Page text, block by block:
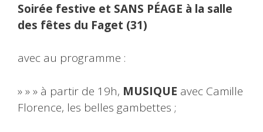
Soirée festive et SANS PÉAGE à la salle
des fêtes du Faget (31)
avec au programme :
» » » à partir de 19h, MUSIQUE avec Camille
Florence, les belles gambettes ;